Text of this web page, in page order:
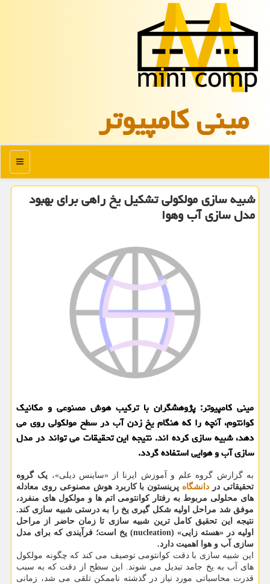
مینی كامپیوتر
منو
شبیه سازی مولکولی تشکیل یخ راهی برای بهبود
مدل سازی آب وهوا
مینی کامپیوتر: پژوهشگران با ترکیب هوش مصنوعی و مکانیک
کوانتوم، آنچه را که هنگام یخ زدن آب در سطح مولکولی روی می
دهد، شبیه سازی کرده اند. نتیجه این تحقیقات می تواند در مدل
سازی آب و هوایی استفاده گردد.
به گزارش گروه علم و آموزش ایرنا از «ساینس دیلی»، یک گروه
تحقیقاتی در دانشگاه پرینستون با کاربرد هوش مصنوعی روی معادله
های محلولی مربوط به رفتار کوانتومی اتم ها و مولکول های منفرد،
موفق شد مراحل اولیه شکل گیری یخ را به درستی شبیه سازی کند.
نتیجه این تحقیق کامل ترین شبیه سازی تا زمان حاضر از مراحل
اولیه در «هسته زایی» (nucleation) یخ است؛ فرآیندی که برای مدل
سازی آب و هوا اهمیت دارد.
این شبیه سازی با دقت کوانتومی توصیف می کند که چگونه مولکول
های آب به یخ جامد تبدیل می شوند. این سطح از دقت که به سبب
قدرت محاسباتی مورد نیاز در گذشته ناممکن تلقی می شد، زمانی